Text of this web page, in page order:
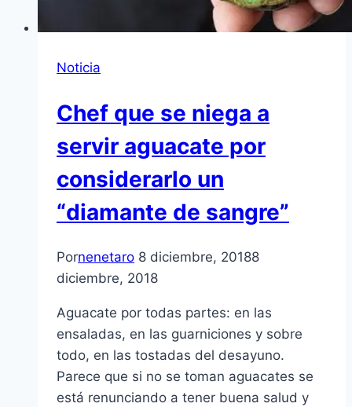
Noticia
Chef que se niega a
servir aguacate por
considerarlo un
“diamante de sangre”
Pornenetaro 8 diciembre, 20188
diciembre, 2018
Aguacate por todas partes: en las
ensaladas, en las guarniciones y sobre
todo, en las tostadas del desayuno.
Parece que si no se toman aguacates se
está renunciando a tener buena salud y